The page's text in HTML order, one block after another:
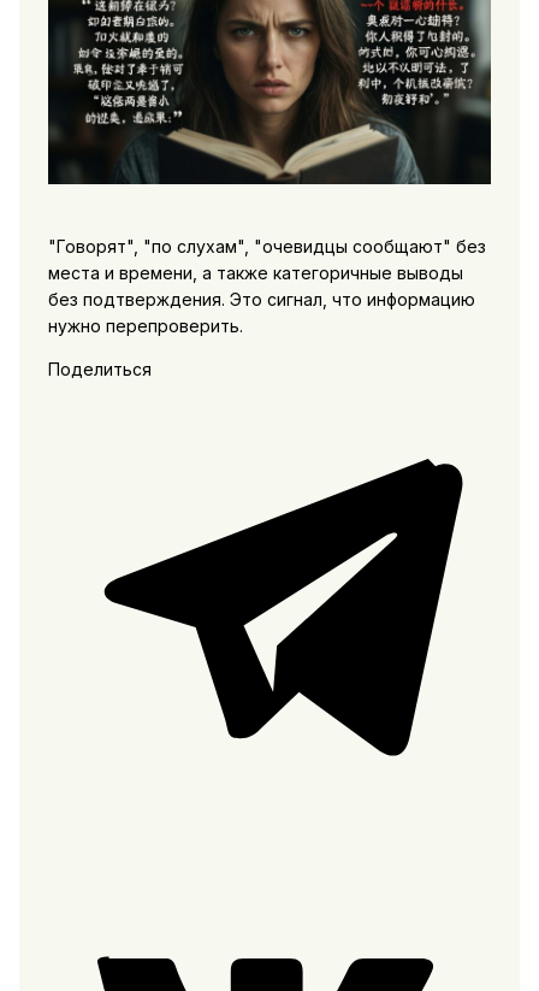
"Говорят", "по слухам", "очевидцы сообщают" без
места и времени, а также категоричные выводы
без подтверждения. Это сигнал, что информацию
нужно перепроверить.
Поделиться